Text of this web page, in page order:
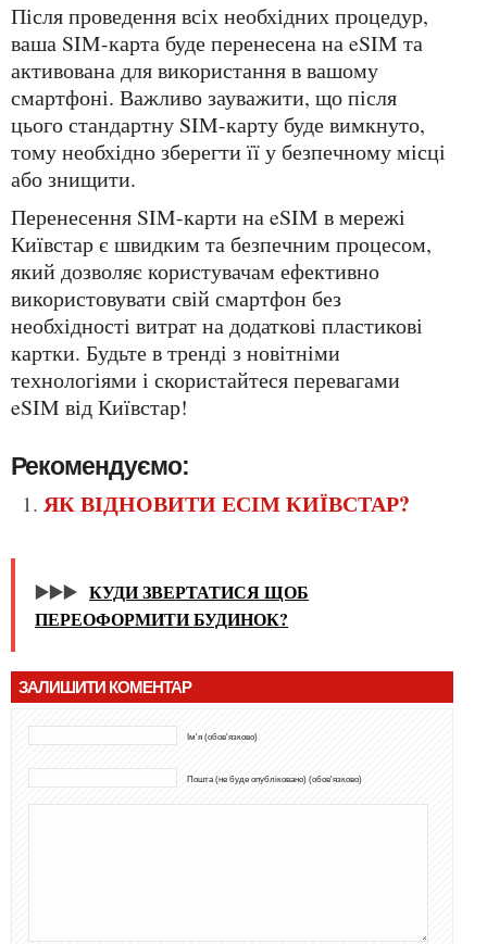
Після проведення всіх необхідних процедур,
ваша SIM-карта буде перенесена на eSIM та
активована для використання в вашому
смартфоні. Важливо зауважити, що після
цього стандартну SIM-карту буде вимкнуто,
тому необхідно зберегти її у безпечному місці
або знищити.
Перенесення SIM-карти на eSIM в мережі
Київстар є швидким та безпечним процесом,
який дозволяє користувачам ефективно
використовувати свій смартфон без
необхідності витрат на додаткові пластикові
картки. Будьте в тренді з новітніми
технологіями і скористайтеся перевагами
eSIM від Київстар!
Рекомендуємо:
ЯК ВІДНОВИТИ ЕСІМ КИЇВСТАР?
▶️▶️▶️ КУДИ ЗВЕРТАТИСЯ ЩОБ
ПЕРЕОФОРМИТИ БУДИНОК?
ЗАЛИШИТИ КОМЕНТАР
Ім'я (обов'язково)
Пошта (не буде опубліковано) (обов'язково)